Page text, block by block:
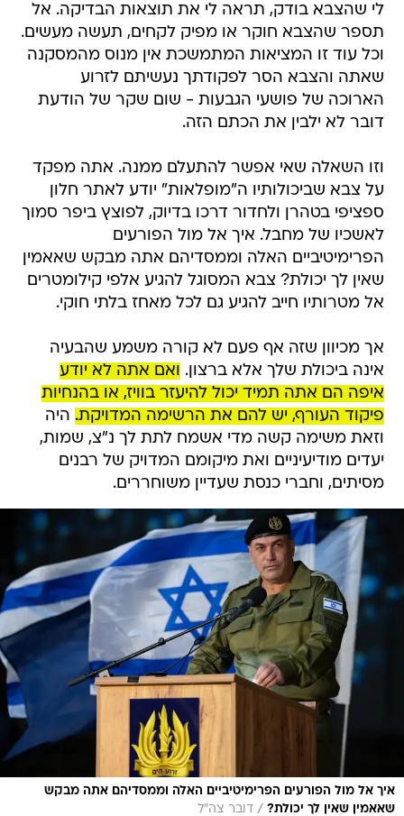
לי שהצבא בודק, תראה לי את תוצאות הבדיקה. אל
תספר שהצבא חוקר או מפיק לקחים, תעשה מעשים.
וכל עוד זו המציאות המתמשכת אין מנוס מהמסקנה
שאתה והצבא הסר לפקודתך נעשיתם לזרוע
הארוכה של פושעי הגבעות - שום שקר של הודעת
דובר לא ילבין את הכתם הזה.
וזו השאלה שאי אפשר להתעלם ממנה. אתה מפקד
על צבא שביכולותיו ה"מופלאות" יודע לאתר חלון
ספציפי בטהרן ולחדור דרכו בדיוק, לפוצץ ביפר סמוך
לאשכיו של מחבל. איך אל מול הפורעים
הפרימיטיביים האלה וממסדיהם אתה מבקש שאאמין
שאין לך יכולת? צבא המסוגל להגיע אלפי קילומטרים
אל מטרותיו חייב להגיע גם לכל מאחז בלתי חוקי.
אך מכיוון שזה אף פעם לא קורה משמע שהבעיה
אינה ביכולת שלך אלא ברצון. ואם אתה לא יודע
איפה הם אתה תמיד יכול להיעזר בוויז, או בהנחיות
פיקוד העורף, יש להם את הרשימה המדויקת. היה
וזאת משימה קשה מדי אשמח לתת לך נ"צ, שמות,
יעדים מודיעיניים ואת מיקומם המדויק של רבנים
מסיתים, וחברי כנסת שעדיין משוחררים.
איך אל מול הפורעים הפרימיטיביים האלה וממסדיהם אתה מבקש
שאאמין שאין לך יכולת? / דובר צה"ל